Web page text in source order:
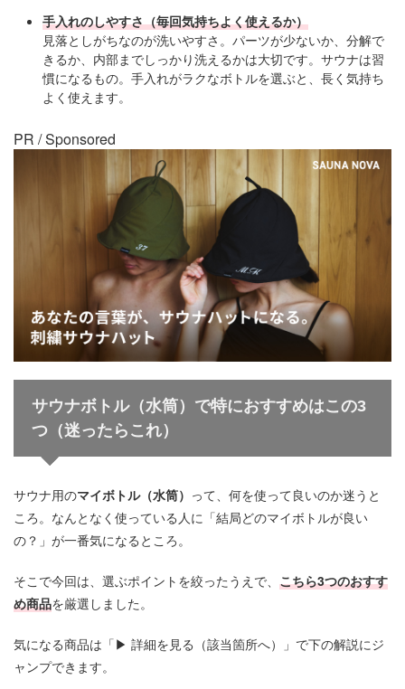
手入れのしやすさ（毎回気持ちよく使えるか）
見落としがちなのが洗いやすさ。パーツが少ないか、分解で
きるか、内部までしっかり洗えるかは大切です。サウナは習
慣になるもの。手入れがラクなボトルを選ぶと、長く気持ち
よく使えます。
PR / Sponsored
サウナボトル（水筒） で特におすすめはこの3
つ（迷ったらこれ）
サウナ用のマイボトル（水筒） って、何を使って良いのか迷うと
ころ。なんとなく使っている人に「結局どのマイボトルが良い
の？」が一番気になるところ。
そこで今回は、選ぶポイントを絞ったうえで、 こちら3つのおすす
め商品を厳選しました。
気になる商品は「▶︎ 詳細を見る（該当箇所へ）」で下の解説にジ
ャンプできます。